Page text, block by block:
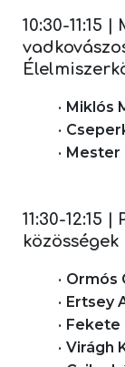
10:30-11:15
Miklós
Mester
11:30-12:15
közösségek
Ormós
Ertsey
Fekete
Virágh